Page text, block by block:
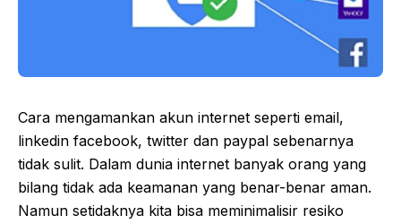
Cara mengamankan akun internet seperti email,
linkedin facebook, twitter dan paypal sebenarnya
tidak sulit. Dalam dunia internet banyak orang yang
bilang tidak ada keamanan yang benar-benar aman.
Namun setidaknya kita bisa meminimalisir resiko